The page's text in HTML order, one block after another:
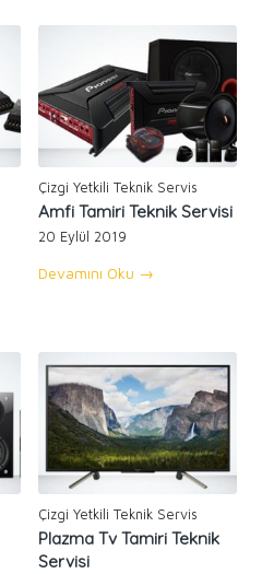
Çizgi Yetkili Teknik Servis
Amfi Tamiri Teknik Servisi
20 Eylül 2019
Devamını Oku →
Çizgi Yetkili Teknik Servis
Plazma Tv Tamiri Teknik
Servisi